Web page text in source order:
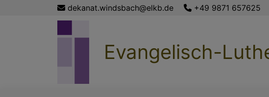
dekanat.windsbach@elkb.de +49 9871 657625
Evangelisch-